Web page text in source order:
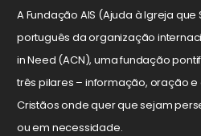
A Fundação AIS (Ajuda à Igreja
português da organização
in Need (ACN), uma fundação
três pilares – informação, oração
Cristãos onde quer que sejam
ou em necessidade.